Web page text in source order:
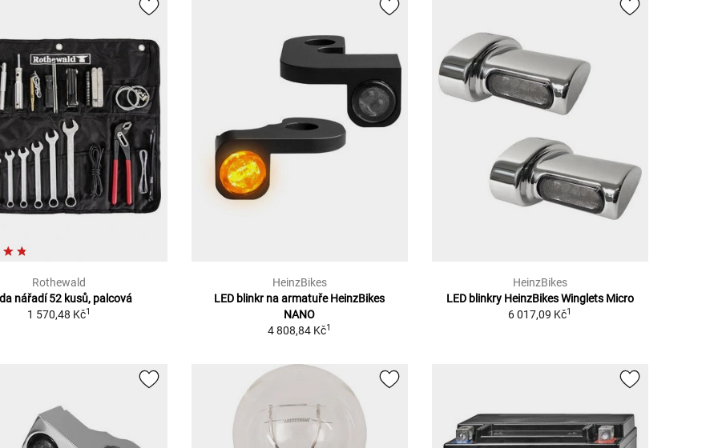
Rothewald
nářadí 52 kusů, palcová
1 570,48 Kč1
HeinzBikes
LED blinkr na armatuře HeinzBikes
NANO
4 808,84 Kč1
HeinzBikes
LED blinkry HeinzBikes Winglets Micro
6 017,09 Kč1